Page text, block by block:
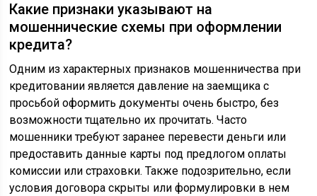
Какие признаки указывают на
мошеннические схемы при оформлении
кредита?
Одним из характерных признаков мошенничества при
кредитовании является давление на заемщика с
просьбой оформить документы очень быстро, без
возможности тщательно их прочитать. Часто
мошенники требуют заранее перевести деньги или
предоставить данные карты под предлогом оплаты
комиссии или страховки. Также подозрительно, если
условия договора скрыты или формулировки в нем